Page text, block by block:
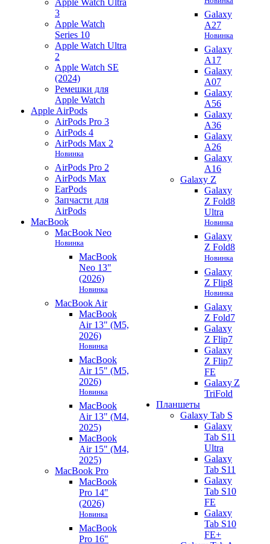
3
Apple Watch
Series 10
Apple Watch Ultra
2
Apple Watch SE
(2024)
Ремешки для
Apple Watch
Apple AirPods
AirPods Pro 3
AirPods 4
AirPods Max 2
Новинка
AirPods Pro 2
AirPods Max
EarPods
Запчасти для
AirPods
MacBook
MacBook Neo
Новинка
MacBook
Neo 13"
(2026)
Новинка
MacBook Air
MacBook
Air 13" (M5,
2026)
Новинка
MacBook
Air 15" (M5,
2026)
Новинка
MacBook
Air 13" (M4,
2025)
MacBook
Air 15" (M4,
2025)
MacBook Pro
MacBook
Pro 14"
(2026)
Новинка
MacBook
Pro 16"
Galaxy
A27
Новинка
Galaxy
A17
Galaxy
A07
Galaxy
A56
Galaxy
A36
Galaxy
A26
Galaxy
A16
Galaxy Z
Galaxy
Z Fold8
Ultra
Новинка
Galaxy
Z Fold8
Новинка
Galaxy
Z Flip8
Новинка
Galaxy
Z Fold7
Galaxy
Z Flip7
Galaxy
Z Flip7
FE
Galaxy Z
TriFold
Планшеты
Galaxy Tab S
Galaxy
Tab S11
Ultra
Galaxy
Tab S11
Galaxy
Tab S10
FE
Galaxy
Tab S10
FE+